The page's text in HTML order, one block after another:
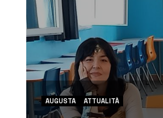
AUGUSTA ATTUALITÀ